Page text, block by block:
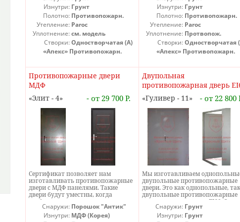
противопожарные двери не
устанавливают, так как для
установки в наружные стены
такие двери не требуются (ст. 87 ч.
3 N123-ФЗ). Цена утепленных
металлических противопожарных
дверей включает
противопожарный утеплитель,
быть, чтобы дверь
соответствовала сертификату.
Наружные эвакуационные двери с
антипаниковыми ручками-
штангами мы также
изготавливаем, хотя они
относятся к совсем другим дверям
и сертификата не требуют (по
крайней, мы пока об этом не
слышали).
Изнутри: Грунт
Полотно: Противопожарн.
Утепление: Paroc
Уплотнение:см. модель
Створки:Одностворчатая (А)
«Апекс» Противопожарн.
противопожарное. Мы
изготавливаем как однопольные,
так и двупольные
противопожарные остекленные
двери. Двупольная остекленная
противопожарная
дверь может быть как с двумя
стеклами, так и с одним стекло.
противопожарных дверей
несколько выше чем обычных.
связано с тем, что стекло
устанавливается толстое и
дорогое. Нормы и ГОСТ на
противопожарные остекленные
двери такие же как и на обычные
противопожарные двери.
Изнутри: Грунт
Полотно: Противопожарн.
Утепление: Paroc
Уплотнение: Протвопож.
Створки:Одностворчатая
«Апекс» Противопожарн.
Противопожарные двери
МДФ
Элит - 4
- от 29 700 Р.
Сертификат позволяет нам
изготавливать противопожарные
двери с МДФ панелями. Такие
двери будут уместны, когда
требуются красивые
противопожарные двери.
Противопожарные
Снаружи: Порошок "Антик"
Изнутри: МДФ (Корея)
Двупольная
противопожарная дверь
Гуливер - 11
- от 22 800
Мы изготавливаем
двупольные противопожарные
двери. Это как однопольные,
двупольные противопожарные
металлические двери EI60. Эти
двери как все остальные двери
нашего производства
Снаружи: Грунт
Изнутри: Грунт